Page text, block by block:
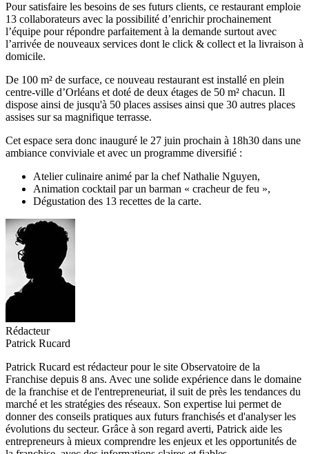
Pour satisfaire les besoins de ses futurs clients, ce restaurant emploie
13 collaborateurs avec la possibilité d’enrichir prochainement
l’équipe pour répondre parfaitement à la demande surtout avec
l’arrivée de nouveaux services dont le click & collect et la livraison à
domicile.
De 100 m² de surface, ce nouveau restaurant est installé en plein
centre-ville d’Orléans et doté de deux étages de 50 m² chacun. Il
dispose ainsi de jusqu'à 50 places assises ainsi que 30 autres places
assises sur sa magnifique terrasse.
Cet espace sera donc inauguré le 27 juin prochain à 18h30 dans une
ambiance conviviale et avec un programme diversifié :
Atelier culinaire animé par la chef Nathalie Nguyen,
Animation cocktail par un barman « cracheur de feu »,
Dégustation des 13 recettes de la carte.
Rédacteur
Patrick Rucard
Patrick Rucard est rédacteur pour le site Observatoire de la
Franchise depuis 8 ans. Avec une solide expérience dans le domaine
de la franchise et de l'entrepreneuriat, il suit de près les tendances du
marché et les stratégies des réseaux. Son expertise lui permet de
donner des conseils pratiques aux futurs franchisés et d'analyser les
évolutions du secteur. Grâce à son regard averti, Patrick aide les
entrepreneurs à mieux comprendre les enjeux et les opportunités de